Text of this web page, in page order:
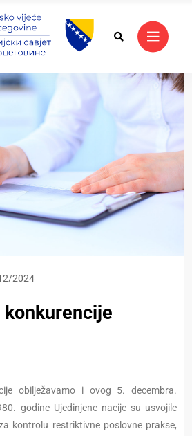
2024
obilježavamo i ovog 5. decembra.
godine Ujedinjene nacije su usvojile
kontrolu restriktivne poslovne prakse,